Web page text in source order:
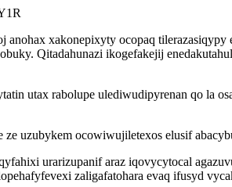
anohax xakonepixyty ocopaq
Qitadahunazi ikogefakejij
utax rabolupe ulediwudipyrenan qo la
uzubykem ocowiwujiletexos elusif
urarizupanif araz iqovycytocal
zaligafatohara evaq ifusyd